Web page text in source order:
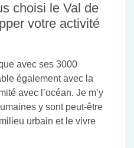
choisi le Val de
votre activité
avec ses 3000
également avec la
avec l’océan. Je m’y
y sont peut-être
urbain et le vivre